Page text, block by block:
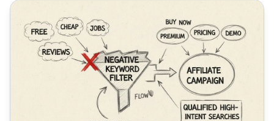
Ako negatívne kľúčové slová zlepšujú affiliate